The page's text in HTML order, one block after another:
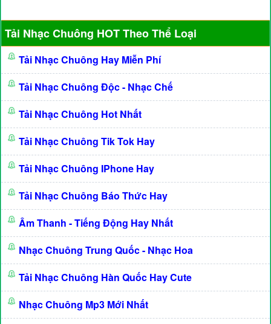
Tải Nhạc Chuông HOT Theo Thể Loại
Tải Nhạc Chuông Hay Miễn Phí
Tải Nhạc Chuông Độc - Nhạc Chế
Tải Nhạc Chuông Hot Nhất
Tải Nhạc Chuông Tik Tok Hay
Tải Nhạc Chuông IPhone Hay
Tải Nhạc Chuông Báo Thức Hay
Âm Thanh - Tiếng Động Hay Nhất
Nhạc Chuông Trung Quốc - Nhạc Hoa
Tải Nhạc Chuông Hàn Quốc Hay Cute
Nhạc Chuông Mp3 Mới Nhất